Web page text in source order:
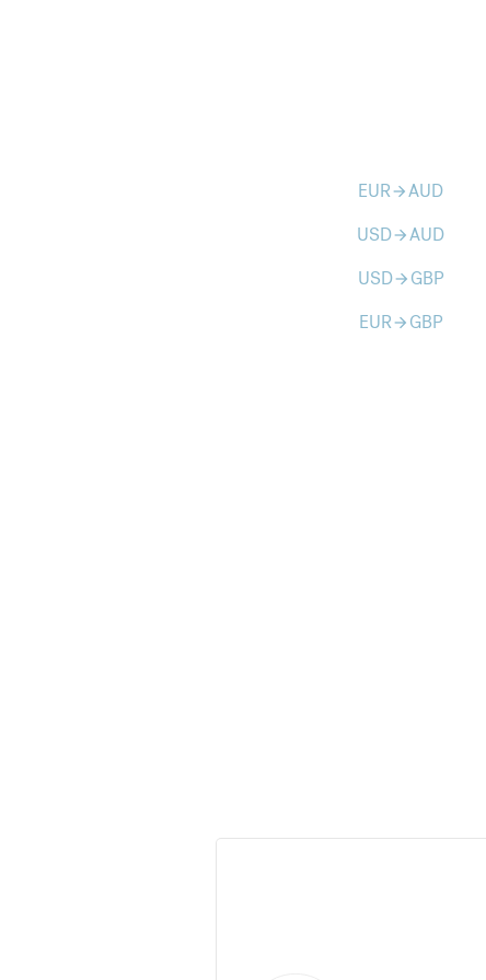
EURarrow_forwardAUD
USDarrow_forwardAUD
USDarrow_forward GBP
EURarrow_forward GBP